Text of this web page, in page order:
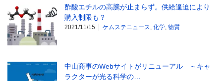
酢酸エチルの高騰が止まらず。供給逼迫により
購入制限も？
2021/11/15 ケムステニュース 化学 物質
中山商事のWebサイトがリニューアル ～キャ
ラクターが光る科学の…